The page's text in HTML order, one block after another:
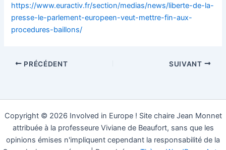
https://www.euractiv.fr/section/medias/news/liberte-de-la-
presse-le-parlement-europeen-veut-mettre-fin-aux-
procedures-baillons/
PRÉCÉDENT SUIVANT
Copyright © 2026 Involved in Europe ! Site chaire Jean Monnet
attribuée à la professeure Viviane de Beaufort, sans que les
opinions émises n'impliquent cependant la responsabilité de la